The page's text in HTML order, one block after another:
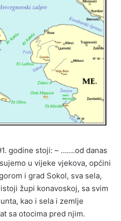
godine stoji: – …….od danas
u vijeke vjekova, općini
i grad Sokol, sva sela,
župi konavoskoj, sa svim
kao i sela i zemlje
sa otocima pred njim.